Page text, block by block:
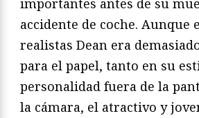
importantes antes de su
accidente de coche. Aunque
realistas Dean era
para el papel, tanto en su
personalidad fuera de la
la cámara, el atractivo y